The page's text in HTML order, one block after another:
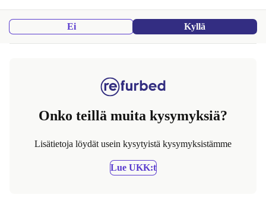
Ei Kyllä
Onko teillä muita kysymyksiä?
Lisätietoja löydät usein kysytyistä kysymyksistämme
Lue UKK:t